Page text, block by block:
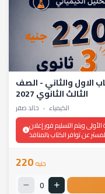
الاول والثاني - الصف
الثالث الثانوي 2027
الكيمياء • خالد صقر
ويتم التسليم فور إعلان
عن توافر الكتاب بالمنافذ
220 جنيه
0